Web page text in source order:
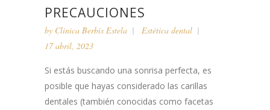
PRECAUCIONES
by Clínica Berbís Estela
Estética dental
17 abril, 2023
Si estás buscando una sonrisa perfecta, es
posible que hayas considerado las carillas
dentales (también conocidas como facetas